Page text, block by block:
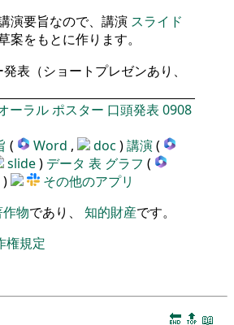
演要旨なので、講演 スライド
案をもとに作ります。
表（ショートプレゼンあり、
ーラルポスター 口頭発表 0908
( Word , doc )講演(
slide) データ 表 グラフ (
)
その他のアプリ
物であり、 知的財産です。
権規定
🔚 🔝 📖